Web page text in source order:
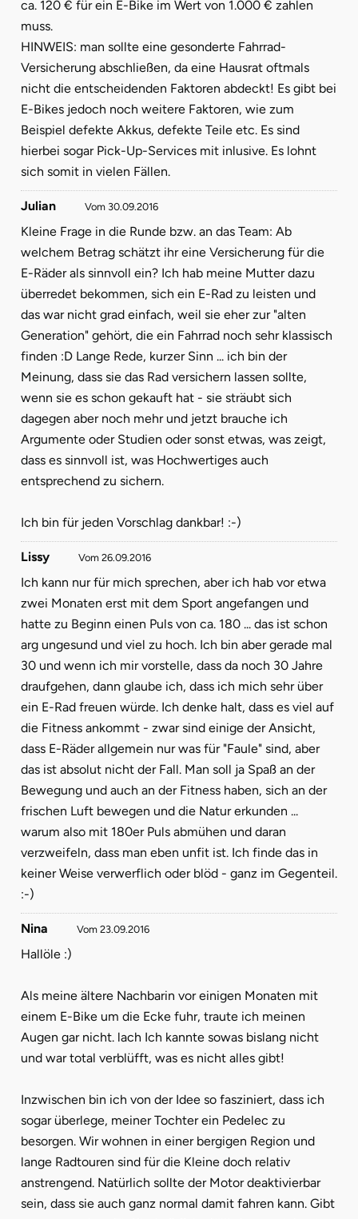
ca. 120 € für ein E-Bike im Wert von 1.000 € zahlen
muss.
HINWEIS: man sollte eine gesonderte Fahrrad-
Versicherung abschließen, da eine Hausrat oftmals
nicht die entscheidenden Faktoren abdeckt! Es gibt bei
E-Bikes jedoch noch weitere Faktoren, wie zum
Beispiel defekte Akkus, defekte Teile etc. Es sind
hierbei sogar Pick-Up-Services mit inlusive. Es lohnt
sich somit in vielen Fällen.
Julian Vom 30.09.2016
Kleine Frage in die Runde bzw. an das Team: Ab
welchem Betrag schätzt ihr eine Versicherung für die
E-Räder als sinnvoll ein? Ich hab meine Mutter dazu
überredet bekommen, sich ein E-Rad zu leisten und
das war nicht grad einfach, weil sie eher zur "alten
Generation" gehört, die ein Fahrrad noch sehr klassisch
finden :D Lange Rede, kurzer Sinn ... ich bin der
Meinung, dass sie das Rad versichern lassen sollte,
wenn sie es schon gekauft hat - sie sträubt sich
dagegen aber noch mehr und jetzt brauche ich
Argumente oder Studien oder sonst etwas, was zeigt,
dass es sinnvoll ist, was Hochwertiges auch
entsprechend zu sichern.
Ich bin für jeden Vorschlag dankbar! :-)
Lissy Vom 26.09.2016
Ich kann nur für mich sprechen, aber ich hab vor etwa
zwei Monaten erst mit dem Sport angefangen und
hatte zu Beginn einen Puls von ca. 180 ... das ist schon
arg ungesund und viel zu hoch. Ich bin aber gerade mal
30 und wenn ich mir vorstelle, dass da noch 30 Jahre
draufgehen, dann glaube ich, dass ich mich sehr über
ein E-Rad freuen würde. Ich denke halt, dass es viel auf
die Fitness ankommt - zwar sind einige der Ansicht,
dass E-Räder allgemein nur was für "Faule" sind, aber
das ist absolut nicht der Fall. Man soll ja Spaß an der
Bewegung und auch an der Fitness haben, sich an der
frischen Luft bewegen und die Natur erkunden ...
warum also mit 180er Puls abmühen und daran
verzweifeln, dass man eben unfit ist. Ich finde das in
keiner Weise verwerflich oder blöd - ganz im Gegenteil.
:-)
Nina Vom 23.09.2016
Hallöle :)
Als meine ältere Nachbarin vor einigen Monaten mit
einem E-Bike um die Ecke fuhr, traute ich meinen
Augen gar nicht. lach Ich kannte sowas bislang nicht
und war total verblüfft, was es nicht alles gibt!
Inzwischen bin ich von der Idee so fasziniert, dass ich
sogar überlege, meiner Tochter ein Pedelec zu
besorgen. Wir wohnen in einer bergigen Region und
lange Radtouren sind für die Kleine doch relativ
anstrengend. Natürlich sollte der Motor deaktivierbar
sein, dass sie auch ganz normal damit fahren kann. Gibt